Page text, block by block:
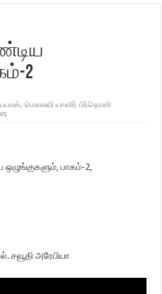
2
பயான்,மௌலவி யாஸிர் பிர்தொஸி
ஒழுங்குகளும், பாகம்-2,
அரேபியா